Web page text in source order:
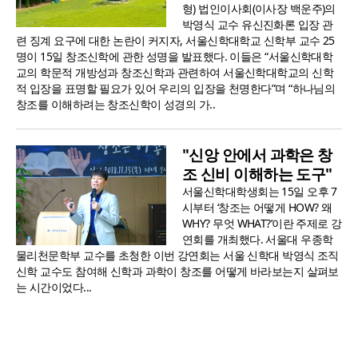
형) 법인이사회(이사장 백운주)의
박영식 교수 유신진화론 입장 관
련 징계 요구에 대한 논란이 커지자, 서울신학대학교 신학부 교수 25
명이 15일 창조신학에 관한 성명을 발표했다. 이들은 “서울신학대학
교의 학문적 개방성과 창조신학과 관련하여 서울신학대학교의 신학
적 입장을 표명할 필요가 있어 우리의 입장을 천명한다”며 “하나님의
창조를 이해하려는 창조신학이 성경의 가..
"신앙 안에서 과학은 창
조 신비 이해하는 도구"
서울신학대학생회는 15일 오후 7
시부터 ‘창조는 어떻게 HOW? 왜
WHY? 무엇 WHAT?’이란 주제로 강
연회를 개최했다. 서울대 우종학
물리천문학부 교수를 초청한 이번 강연회는 서울 신학대 박영식 조직
신학 교수도 참여해 신학과 과학이 창조를 어떻게 바라보는지 살펴보
는 시간이었다...